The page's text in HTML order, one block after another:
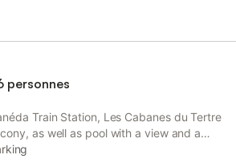
personnes
Train Station, Les Cabanes du Tertre
as well as pool with a view and a
to a terrace and free private parking.